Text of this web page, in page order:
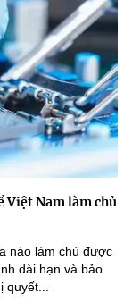
Việt Nam làm chủ
nào làm chủ được
dài hạn và bảo